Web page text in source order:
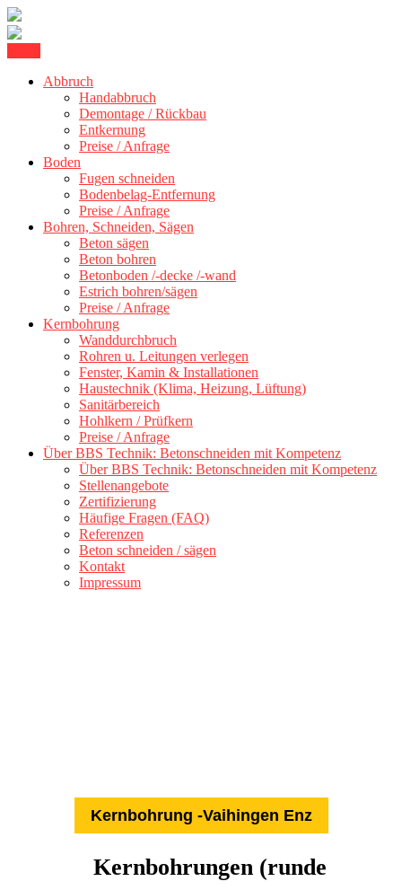
content
BBS Technik GmbH
300 kmAbbruch
Handabbruch
Demontage / Rückbau
Entkernung
Preise / Anfrage
Boden
Fugen schneiden
Bodenbelag-Entfernung
Preise / Anfrage
Bohren, Schneiden, Sägen
Beton sägen
Beton bohren
Betonboden /-decke /-wand
Estrich bohren/sägen
Preise / Anfrage
Kernbohrung
Wanddurchbruch
Rohren u. Leitungen verlegen
Fenster, Kamin & Installationen
Haustechnik (Klima, Heizung, Lüftung)
Sanitärbereich
Hohlkern / Prüfkern
Preise / Anfrage
Über BBS Technik: Betonschneiden mit Kompetenz
Über BBS Technik: Betonschneiden mit Kompetenz
Stellenangebote
Zertifizierung
Häufige Fragen (FAQ)
Referenzen
Beton schneiden / sägen
Kontakt
Impressum
Kernbohrung -Vaihingen Enz
Kernbohrungen (runde